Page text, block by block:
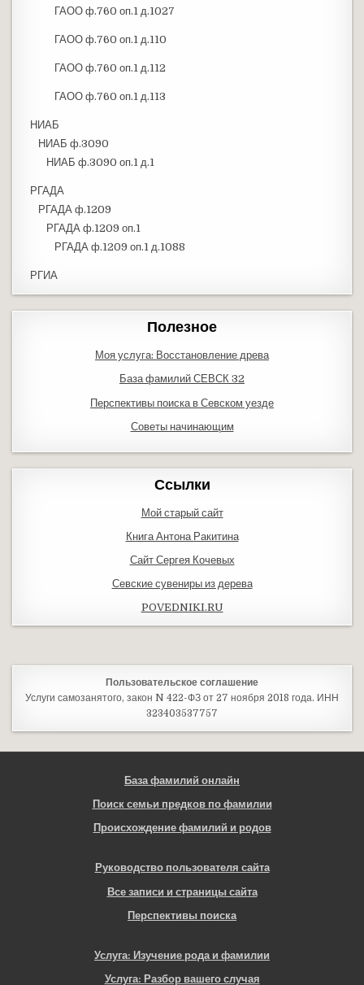
ГАОО ф.760 оп.1 д.1027
ГАОО ф.760 оп.1 д.110
ГАОО ф.760 оп.1 д.112
ГАОО ф.760 оп.1 д.113
НИАБ
НИАБ ф.3090
НИАБ ф.3090 оп.1 д.1
РГАДА
РГАДА ф.1209
РГАДА ф.1209 оп.1
РГАДА ф.1209 оп.1 д.1088
РГИА
Полезное
Моя услуга: Восстановление древа
База фамилий СЕВСК 32
Перспективы поиска в Севском уезде
Советы начинающим
Ссылки
Мой старый сайт
Книга Антона Ракитина
Сайт Сергея Кочевых
Севские сувениры из дерева
POVEDNIKI.RU
Пользовательское соглашение
Услуги самозанятого, закон N 422-ФЗ от 27 ноября 2018 года. ИНН
323403537757
База фамилий онлайн
Поиск семьи предков по фамилии
Происхождение фамилий и родов
Руководство пользователя сайта
Все записи и страницы сайта
Перспективы поиска
Услуга: Изучение рода и фамилии
Услуга: Разбор вашего случая